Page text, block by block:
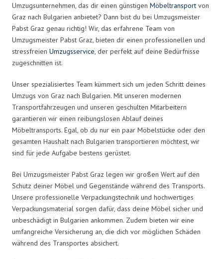
Umzugsunternehmen, das dir einen günstigen Möbeltransport von
Graz nach Bulgarien anbietet? Dann bist du bei Umzugsmeister
Pabst Graz genau richtig! Wir, das erfahrene Team von
Umzugsmeister Pabst Graz, bieten dir einen professionellen und
stressfreien Umzugsservice, der perfekt auf deine Bedürfnisse
zugeschnitten ist.
Unser spezialisiertes Team kümmert sich um jeden Schritt deines
Umzugs von Graz nach Bulgarien. Mit unseren modernen
Transportfahrzeugen und unseren geschulten Mitarbeitern
garantieren wir einen reibungslosen Ablauf deines
Möbeltransports. Egal, ob du nur ein paar Möbelstücke oder den
gesamten Haushalt nach Bulgarien transportieren möchtest, wir
sind für jede Aufgabe bestens gerüstet.
Bei Umzugsmeister Pabst Graz legen wir großen Wert auf den
Schutz deiner Möbel und Gegenstände während des Transports.
Unsere professionelle Verpackungstechnik und hochwertiges
Verpackungsmaterial sorgen dafür, dass deine Möbel sicher und
unbeschädigt in Bulgarien ankommen. Zudem bieten wir eine
umfangreiche Versicherung an, die dich vor möglichen Schäden
während des Transportes absichert.